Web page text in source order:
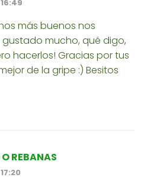
más buenos nos
mucho, qué digo,
hacerlos! Gracias por tus
de la gripe :) Besitos
REBANAS